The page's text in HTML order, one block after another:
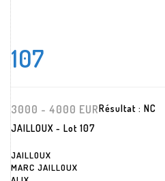
107
3000 - 4000 EURRésultat : NC
JAILLOUX - Lot 107
JAILLOUX
MARC JAILLOUX